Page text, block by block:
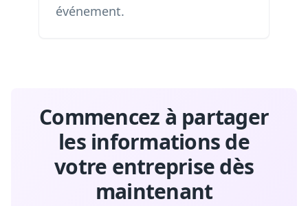
événement.
Commencez à partager
les informations de
votre entreprise dès
maintenant